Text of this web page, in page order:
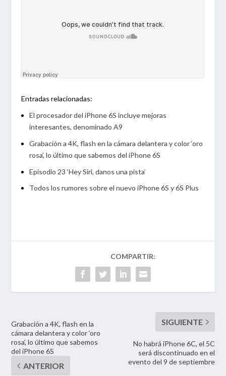
Entradas relacionadas:
El procesador del iPhone 6S incluye mejoras
interesantes, denominado A9
Grabación a 4K, flash en la cámara delantera y color ‘oro
rosa’, lo último que sabemos del iPhone 6S
Episodio 23 ‘Hey Siri, danos una pista’
Todos los rumores sobre el nuevo iPhone 6S y 6S Plus
Grabación a 4K, flash en la
cámara delantera y color ‘oro
rosa’, lo último que sabemos
del iPhone 6S
No habrá iPhone 6C, el 5C
será discontinuado en el
evento del 9 de septiembre